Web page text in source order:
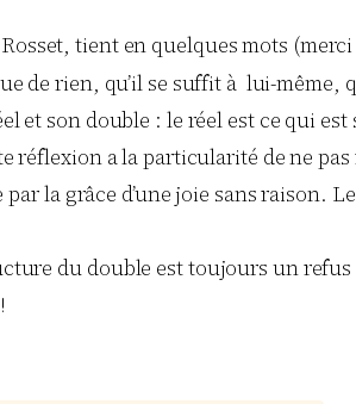
tient en quelques mots
de rien, qu’il se suffit à lui-même,
et son double : le réel est ce qui
a la particularité de ne pas
la grâce d’une joie sans raison.
du double est toujours un